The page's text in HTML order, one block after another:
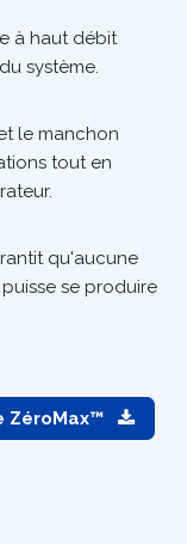
à haut débit
système.
le manchon
tout en
qu'aucune
se produire
ZéroMax™